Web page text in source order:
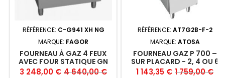
RÉFÉRENCE: C-G941 XH NG
MARQUE: FAGOR
FOURNEAU À GAZ 4 FEUX
AVEC FOUR STATIQUE GN
2/1 FAGOR
Prix
3 248,00 € Prix
4 640,00 €
RÉFÉRENCE: AT7G2B-F-2
MARQUE: ATOSA
FOURNEAU GAZ P 700 –
SUR PLACARD - 2, 4 OU 6
FEUX - ATOSA
Prix
1 143,35 € Prix
1 759,00 €